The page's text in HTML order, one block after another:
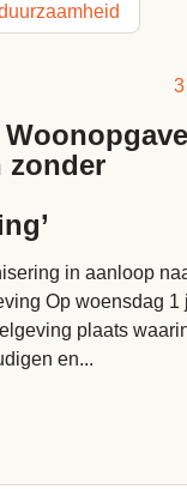
zonder
in aanloop
vindt
plaats
en...